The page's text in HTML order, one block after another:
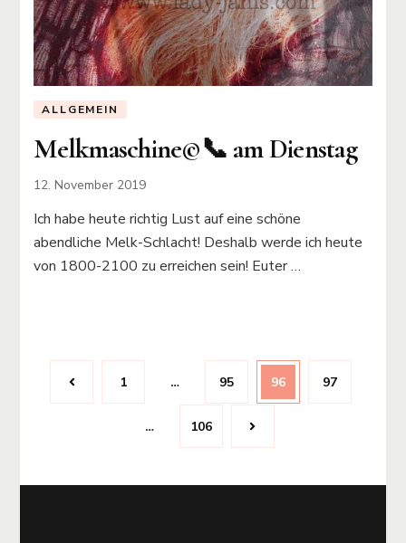
ALLGEMEIN
Melkmaschine©️📞 am Dienstag
12. November 2019
Ich habe heute richtig Lust auf eine schöne
abendliche Melk-Schlacht! Deshalb werde ich heute
von 1800-2100 zu erreichen sein! Euter …
Beitragsnavigation
Page
1 … Page
95 Page
96 Page
97
… Page
106